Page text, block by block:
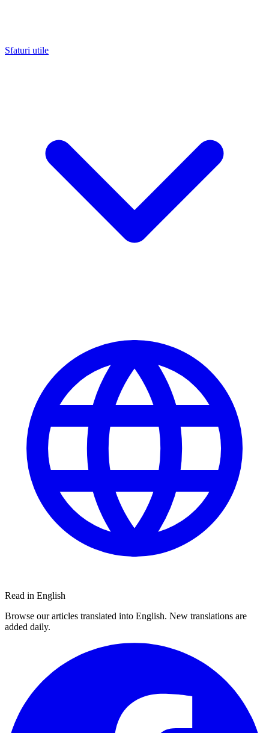
Sfaturi utile
Read in English
Browse our articles translated into English. New translations are
added daily.